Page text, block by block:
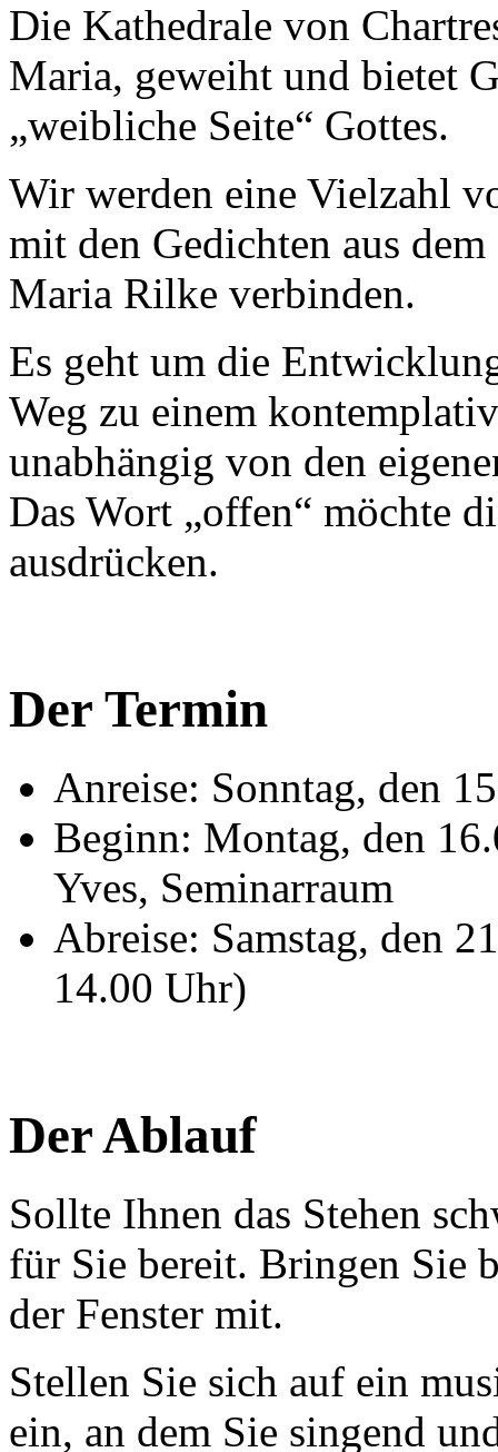
Die Kathedrale von
Maria, geweiht und bietet
„weibliche Seite“ Gottes.
Wir werden eine Vielzahl
mit den Gedichten aus
Maria Rilke verbinden.
Es geht um die
Weg zu einem
unabhängig von den
Das Wort „offen“ möchte
ausdrücken.
Der Termin
Anreise: Sonntag, den
Beginn: Montag, den
Yves, Seminarraum
Abreise: Samstag, den
14.00 Uhr)
Der Ablauf
Sollte Ihnen das Stehen
für Sie bereit. Bringen Sie
der Fenster mit.
Stellen Sie sich auf ein
ein, an dem Sie singend